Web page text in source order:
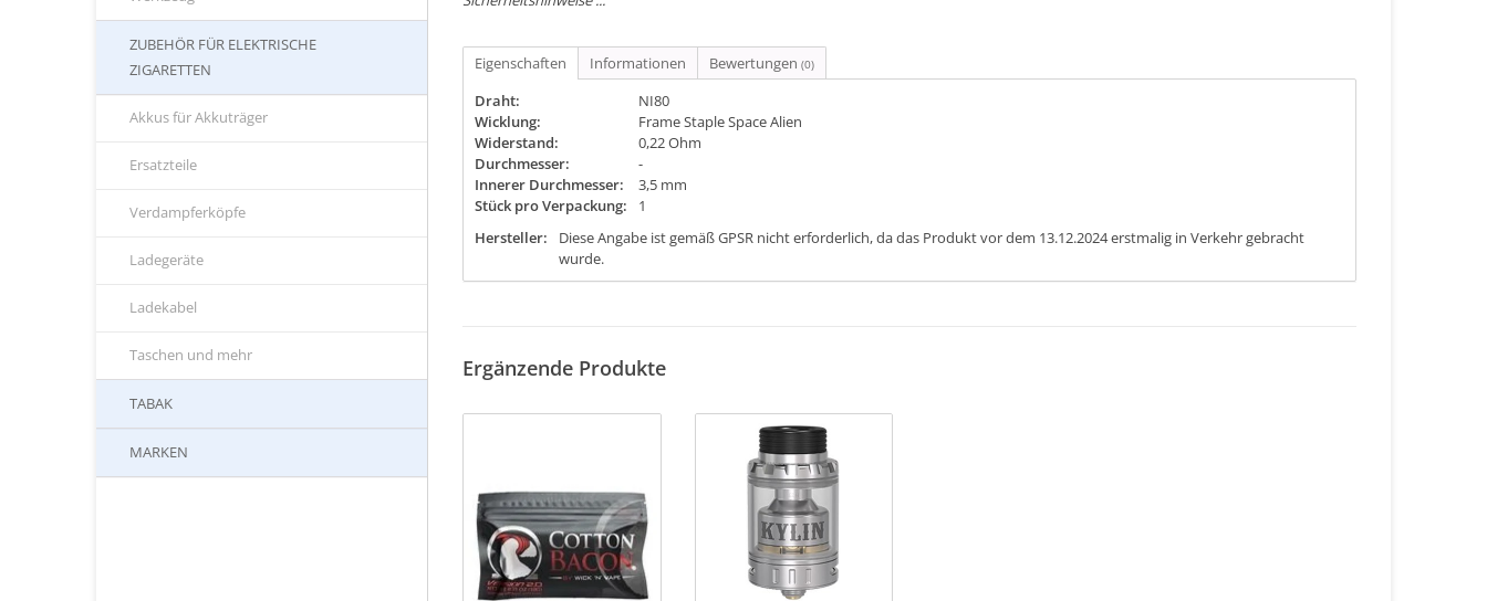
ZUBEHÖR FÜR ELEKTRISCHE
ZIGARETTEN
Akkus für Akkuträger
Ersatzteile
Verdampferköpfe
Ladegeräte
Ladekabel
Taschen und mehr
TABAK
MARKEN
Eigenschaften Informationen Bewertungen (0)
Draht:
NI80
Wicklung:
Frame Staple Space Alien
Widerstand:
0,22 Ohm
Durchmesser:
-
Innerer Durchmesser:
3,5 mm
Stück pro Verpackung:
1
Hersteller:
Diese Angabe ist gemäß GPSR nicht erforderlich, da das Produkt vor dem 13.12.2024 erstmalig in Verkehr gebracht
wurde.
Ergänzende Produkte